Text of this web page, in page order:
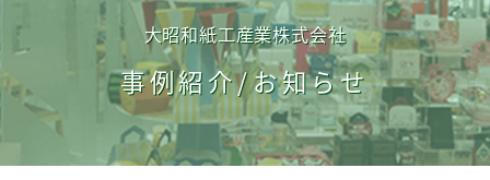
大昭和紙工産業株式会社
事例紹介/お知らせ